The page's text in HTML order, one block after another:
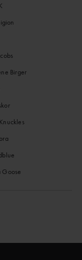
Birger
Goose